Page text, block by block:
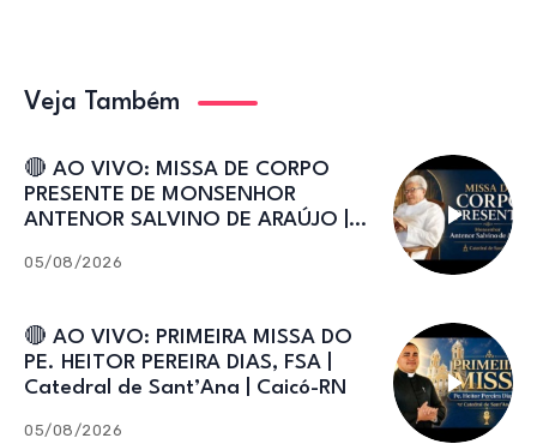
Veja Também
🔴 AO VIVO: MISSA DE CORPO
PRESENTE DE MONSENHOR
ANTENOR SALVINO DE ARAÚJO |
05/08/2026
🔴 AO VIVO: PRIMEIRA MISSA DO
PE. HEITOR PEREIRA DIAS, FSA |
Catedral de Sant’Ana | Caicó-RN
05/08/2026